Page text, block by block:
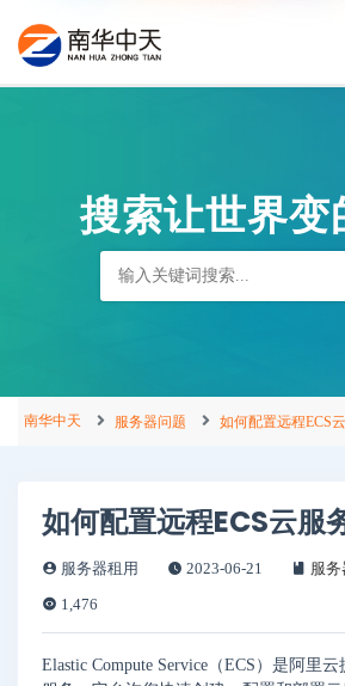
搜索让世界变
南华中天 服务器问题 如何配置远程ECS
如何配置远程ECS云服
服务器租用 2023-06-21
服务
1,476
Elastic Compute Service（ECS）是阿里